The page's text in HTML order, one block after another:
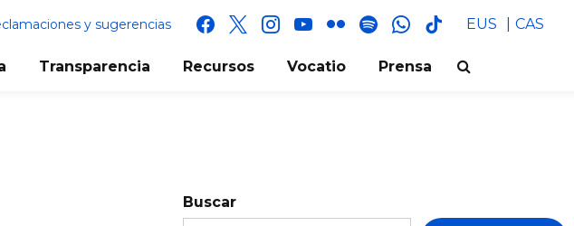
y sugerencias facebook
x instagram
youtube
flickr spotifywhatsapp
tik
EUS CAS
Transparencia Recursos Vocatio Prensa
Buscar